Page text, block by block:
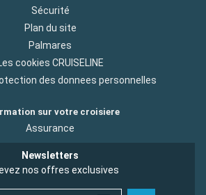
Sécurité
Plan du site
Palmares
cookies CRUISELINE
des donnees personnelles
sur votre croisiere
Assurance
Newsletters
nos offres exclusives